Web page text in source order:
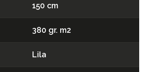
150 cm
380 gr. m2
Lila